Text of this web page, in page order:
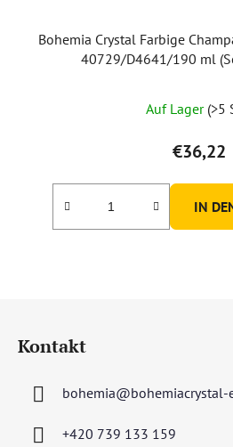
Bohemia Crystal Farbige
40729/D4641/190 ml
Auf Lager (>5
€36,22
IN
Kontakt
bohemia@bohemiacrystal-
+420 739 133 159